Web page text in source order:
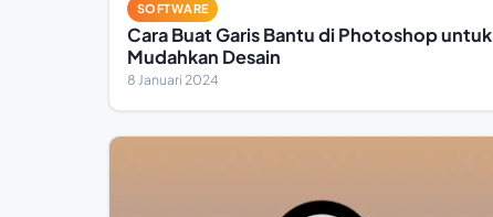
SOFTWARE
Cara Buat Garis Bantu di Photoshop untuk
Mudahkan Desain
8 Januari 2024